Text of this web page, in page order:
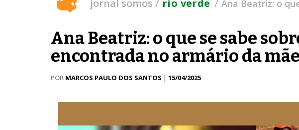
jornal somos rio verde Ana Beatriz: o
Ana Beatriz: o que se sabe
encontrada no armário da mãe
POR MARCOS PAULO DOS SANTOS | 15/04/2025